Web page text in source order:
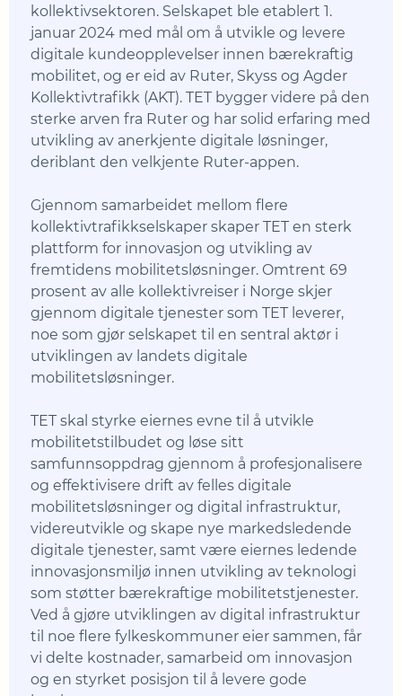
kollektivsektoren. Selskapet ble etablert 1.
januar 2024 med mål om å utvikle og levere
digitale kundeopplevelser innen bærekraftig
mobilitet, og er eid av Ruter, Skyss og Agder
Kollektivtrafikk (AKT). TET bygger videre på den
sterke arven fra Ruter og har solid erfaring med
utvikling av anerkjente digitale løsninger,
deriblant den velkjente Ruter-appen.
Gjennom samarbeidet mellom flere
kollektivtrafikkselskaper skaper TET en sterk
plattform for innovasjon og utvikling av
fremtidens mobilitetsløsninger. Omtrent 69
prosent av alle kollektivreiser i Norge skjer
gjennom digitale tjenester som TET leverer,
noe som gjør selskapet til en sentral aktør i
utviklingen av landets digitale
mobilitetsløsninger.
TET skal styrke eiernes evne til å utvikle
mobilitetstilbudet og løse sitt
samfunnsoppdrag gjennom å profesjonalisere
og effektivisere drift av felles digitale
mobilitetsløsninger og digital infrastruktur,
videreutvikle og skape nye markedsledende
digitale tjenester, samt være eiernes ledende
innovasjonsmiljø innen utvikling av teknologi
som støtter bærekraftige mobilitetstjenester.
Ved å gjøre utviklingen av digital infrastruktur
til noe flere fylkeskommuner eier sammen, får
vi delte kostnader, samarbeid om innovasjon
og en styrket posisjon til å levere gode